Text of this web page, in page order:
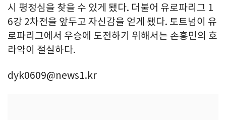
시 평정심을 찾을 수 있게 됐다. 더불어 유로파리그 1
6강 2차전을 앞두고 자신감을 얻게 됐다. 토트넘이 유
로파리그에서 우승에 도전하기 위해서는 손흥민의 호
라약이 절실하다.
dyk0609@news1.kr